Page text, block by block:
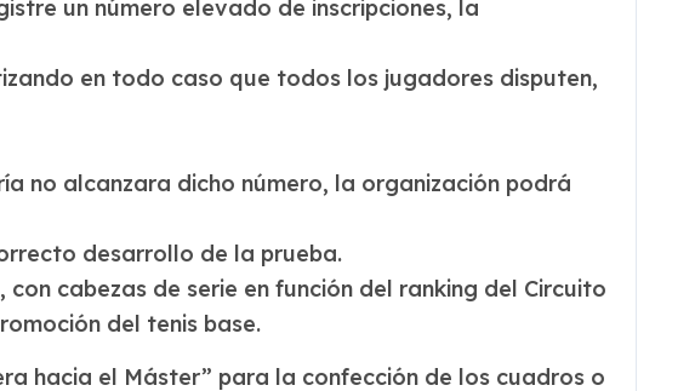
un número elevado de inscripciones, la
en todo caso que todos los jugadores disputen,
no alcanzara dicho número, la organización podrá
desarrollo de la prueba.
cabezas de serie en función del ranking del Circuito
del tenis base.
hacia el Máster” para la confección de los cuadros o